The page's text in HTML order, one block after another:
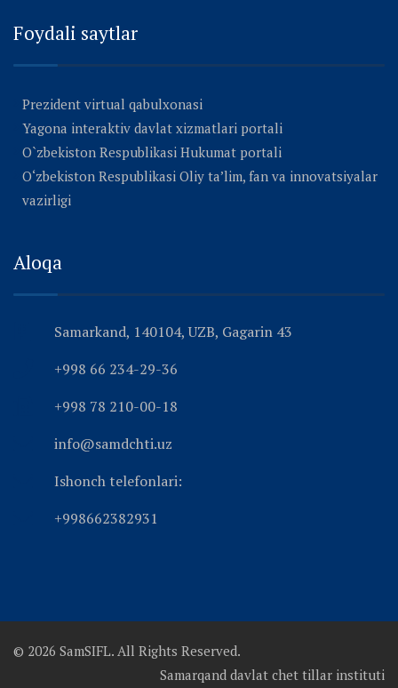
Foydali saytlar
Prezident virtual qabulxonasi
Yagona interaktiv davlat xizmatlari portali
O`zbekiston Respublikasi Hukumat portali
O‘zbekiston Respublikasi Oliy ta’lim, fan va innovatsiyalar
vazirligi
Aloqa
Samarkand, 140104, UZB, Gagarin 43
+998 66 234-29-36
+998 78 210-00-18
info@samdchti.uz
Ishonch telefonlari:
+998662382931
© 2026 SamSIFL. All Rights Reserved.
Samarqand davlat chet tillar instituti